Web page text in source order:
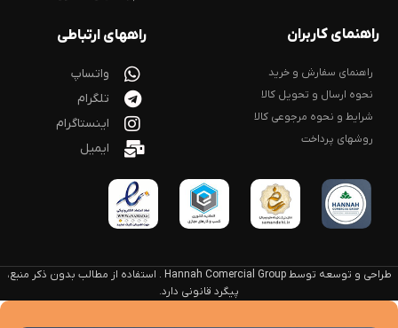
راهنمای کاربران
راهنمای سفارش و خرید
نحوه ارسال و تحویل کالا
شرایط و نحوه مرجوعی کالا
روشهای پرداخت
راههای ارتباطی
واتساپ
تلگرام
اینستاگرام
ایمیل
طراحی و توسعه توسط Hannah Comercial Group . استفاده از مطالب بدون ذکر منبع،
پیگرد قانونی دارد.